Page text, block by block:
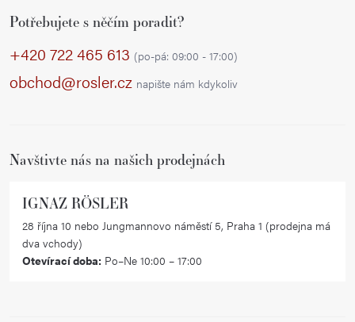
v
p
i
Potřebujete s něčím poradit?
+420 722 465 613 (po-pá: 09:00 - 17:00)
obchod@rosler.cz napište nám kdykoliv
Navštivte nás na našich prodejnách
IGNAZ RÖSLER
28 října 10 nebo Jungmannovo náměstí 5, Praha 1 (prodejna má
dva vchody)
Otevírací doba: Po–Ne 10:00 – 17:00